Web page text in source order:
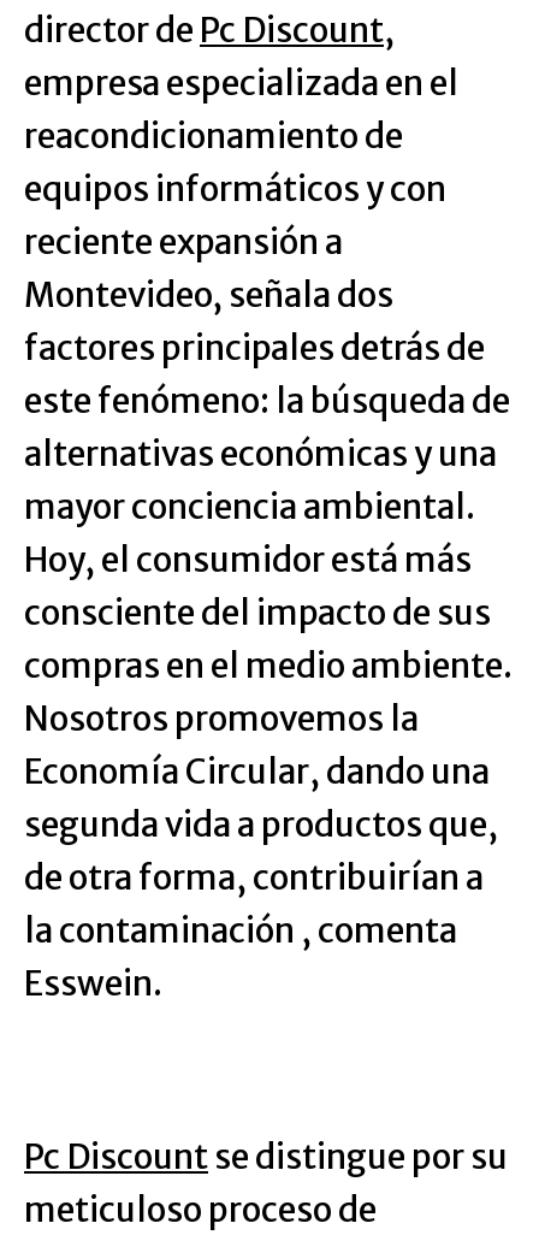
director de Pc Discount,
empresa especializada en el
reacondicionamiento de
equipos informáticos y con
reciente expansión a
Montevideo, señala dos
factores principales detrás de
este fenómeno: la búsqueda de
alternativas económicas y una
mayor conciencia ambiental.
Hoy, el consumidor está más
consciente del impacto de sus
compras en el medio ambiente.
Nosotros promovemos la
Economía Circular, dando una
segunda vida a productos que,
de otra forma, contribuirían a
la contaminación , comenta
Esswein.
Pc Discountse distingue por su
meticuloso proceso de